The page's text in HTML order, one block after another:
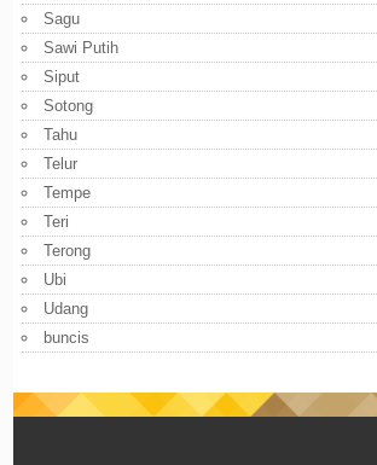
Sagu
Sawi Putih
Siput
Sotong
Tahu
Telur
Tempe
Teri
Terong
Ubi
Udang
buncis